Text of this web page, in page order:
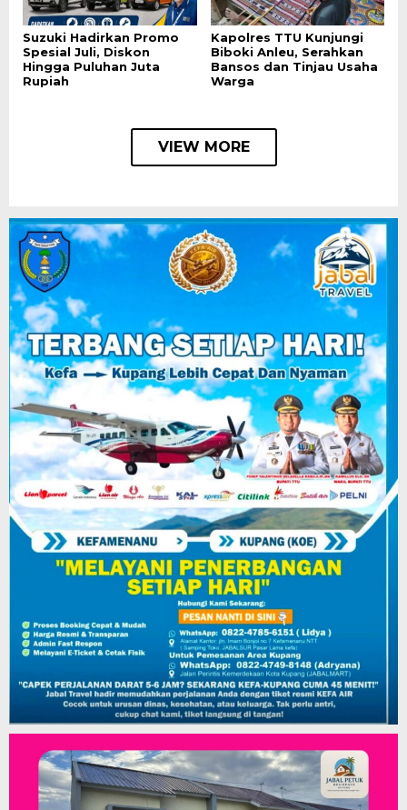
Suzuki Hadirkan Promo
Spesial Juli, Diskon
Hingga Puluhan Juta
Rupiah
Kapolres TTU Kunjungi
Biboki Anleu, Serahkan
Bansos dan Tinjau Usaha
Warga
VIEW MORE